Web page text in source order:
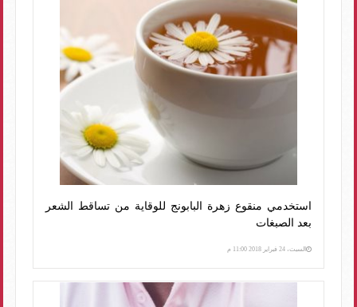
استخدمي منقوع زهرة البابونج للوقاية من تساقط الشعر
بعد الصبغات
السبت، 24 فبراير 2018 11:00 م